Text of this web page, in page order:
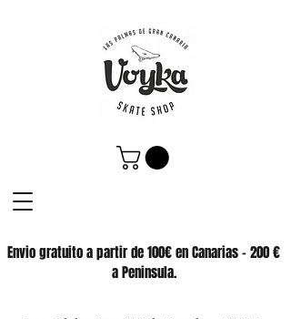
Envio gratuito a partir de 100€ en Canarias - 200 €
a Peninsula.
SKATE SHOP